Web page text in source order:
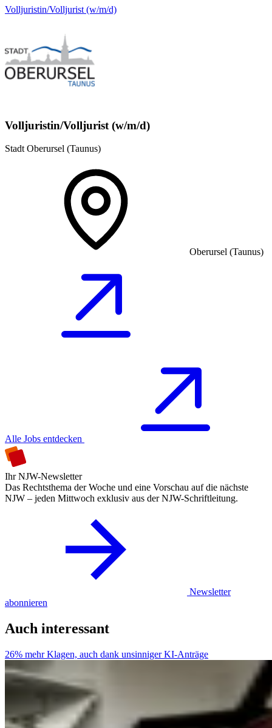
Volljuristin/Volljurist (w/m/d)
Volljuristin/Volljurist (w/m/d)
Stadt Oberursel (Taunus)
Oberursel (Taunus)
Alle Jobs entdecken
Ihr NJW-Newsletter
Das Rechtsthema der Woche und eine Vorschau auf die nächste
NJW – jeden Mittwoch exklusiv aus der NJW-Schriftleitung.
Newsletter
abonnieren
Auch interessant
26% mehr Klagen, auch dank unsinniger KI-Anträge